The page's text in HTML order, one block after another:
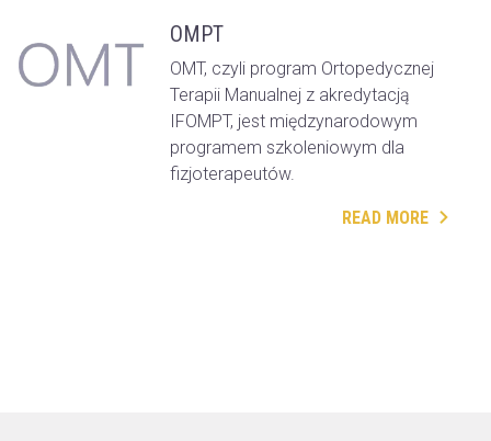
OMPT
OMT, czyli program Ortopedycznej
Terapii Manualnej z akredytacją
IFOMPT, jest międzynarodowym
programem szkoleniowym dla
fizjoterapeutów.
READ MORE